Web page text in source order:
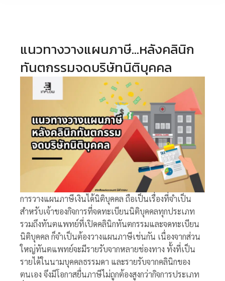
แนวทางวางแผนภาษี…หลังคลินิก
ทันตกรรมจดบริษัทนิติบุคคล
การวางแผนภาษีเงินได้นิติบุคคล ถือเป็นเรื่องที่จำเป็น
สำหรับเจ้าของกิจการที่จดทะเบียนนิติบุคคลทุกประเภท
รวมถึงทันตแพทย์ที่เปิดคลินิกทันตกรรมและจดทะเบียน
นิติบุคคล ก็จำเป็นต้องวางแผนภาษีเช่นกัน เนื่องจากส่วน
ใหญ่ทันตแพทย์จะมีรายรับจากหลายช่องทาง ทั้งที่เป็น
รายได้ในนามบุคคลธรรมดา และรายรับจากคลินิกของ
ตนเอง จึงมีโอกาสยื่นภาษีไม่ถูกต้องสูงกว่ากิจการประเภท